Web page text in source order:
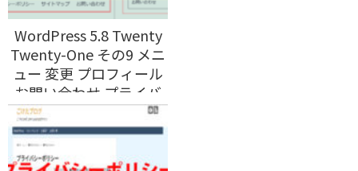
WordPress 5.8 Twenty
Twenty-One その9 メニ
ュー 変更 プロフィール
お問い合わせ プライバ
シーポリシー サイトマ
ップ